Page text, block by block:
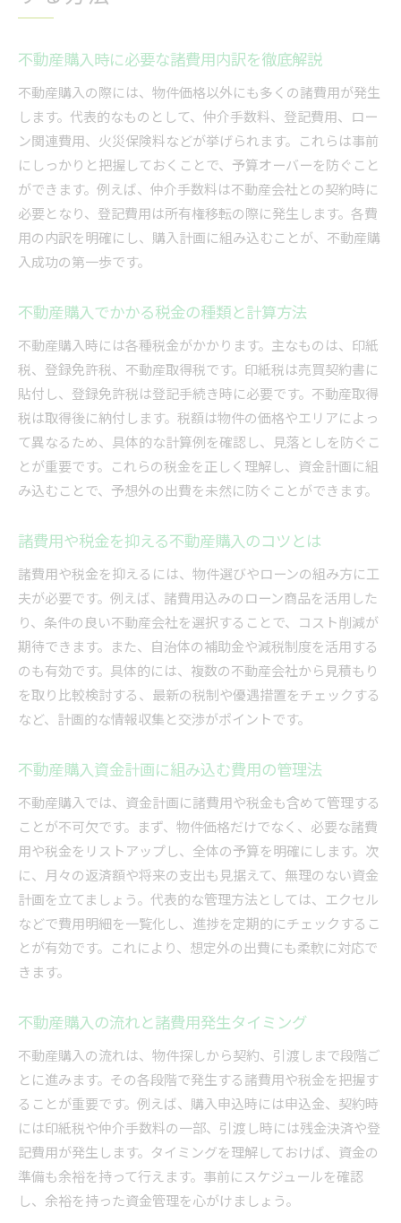
不動産購入時に必要な諸費用内訳を徹底解説
不動産購入の際には、物件価格以外にも多くの諸費用が発生
します。代表的なものとして、仲介手数料、登記費用、ロー
ン関連費用、火災保険料などが挙げられます。これらは事前
にしっかりと把握しておくことで、予算オーバーを防ぐこと
ができます。例えば、仲介手数料は不動産会社との契約時に
必要となり、登記費用は所有権移転の際に発生します。各費
用の内訳を明確にし、購入計画に組み込むことが、不動産購
入成功の第一歩です。
不動産購入でかかる税金の種類と計算方法
不動産購入時には各種税金がかかります。主なものは、印紙
税、登録免許税、不動産取得税です。印紙税は売買契約書に
貼付し、登録免許税は登記手続き時に必要です。不動産取得
税は取得後に納付します。税額は物件の価格やエリアによっ
て異なるため、具体的な計算例を確認し、見落としを防ぐこ
とが重要です。これらの税金を正しく理解し、資金計画に組
み込むことで、予想外の出費を未然に防ぐことができます。
諸費用や税金を抑える不動産購入のコツとは
諸費用や税金を抑えるには、物件選びやローンの組み方に工
夫が必要です。例えば、諸費用込みのローン商品を活用した
り、条件の良い不動産会社を選択することで、コスト削減が
期待できます。また、自治体の補助金や減税制度を活用する
のも有効です。具体的には、複数の不動産会社から見積もり
を取り比較検討する、最新の税制や優遇措置をチェックする
など、計画的な情報収集と交渉がポイントです。
不動産購入資金計画に組み込む費用の管理法
不動産購入では、資金計画に諸費用や税金も含めて管理する
ことが不可欠です。まず、物件価格だけでなく、必要な諸費
用や税金をリストアップし、全体の予算を明確にします。次
に、月々の返済額や将来の支出も見据えて、無理のない資金
計画を立てましょう。代表的な管理方法としては、エクセル
などで費用明細を一覧化し、進捗を定期的にチェックするこ
とが有効です。これにより、想定外の出費にも柔軟に対応で
きます。
不動産購入の流れと諸費用発生タイミング
不動産購入の流れは、物件探しから契約、引渡しまで段階ご
とに進みます。その各段階で発生する諸費用や税金を把握す
ることが重要です。例えば、購入申込時には申込金、契約時
には印紙税や仲介手数料の一部、引渡し時には残金決済や登
記費用が発生します。タイミングを理解しておけば、資金の
準備も余裕を持って行えます。事前にスケジュールを確認
し、余裕を持った資金管理を心がけましょう。